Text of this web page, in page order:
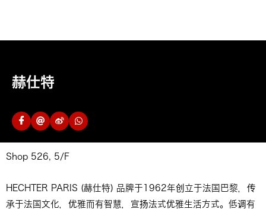
赫仕特
Shop 526, 5/F
HECHTER PARIS (赫仕特) 品牌于1962年创立于法国巴黎，传
承于法国文化，优雅而有智慧，宣扬法式优雅生活方式。低调有